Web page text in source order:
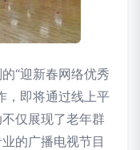
“迎新春网络优秀
，即将通过线上平
仅展现了老年群
的广播电视节目